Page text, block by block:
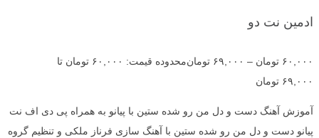
ادمین نت دو
۶۰,۰۰۰ تومان – ۶۹,۰۰۰ تومان
محدوده قیمت: ۶۰,۰۰۰ تومان تا
۶۹,۰۰۰ تومان
آموزش آهنگ دست و دل من رو شده ستین با پیانو به همراه پی دی اف نت
پیانو دست و دل من رو شده ستین با آهنگ سازی فرناز ملکی و تنظیم گروه